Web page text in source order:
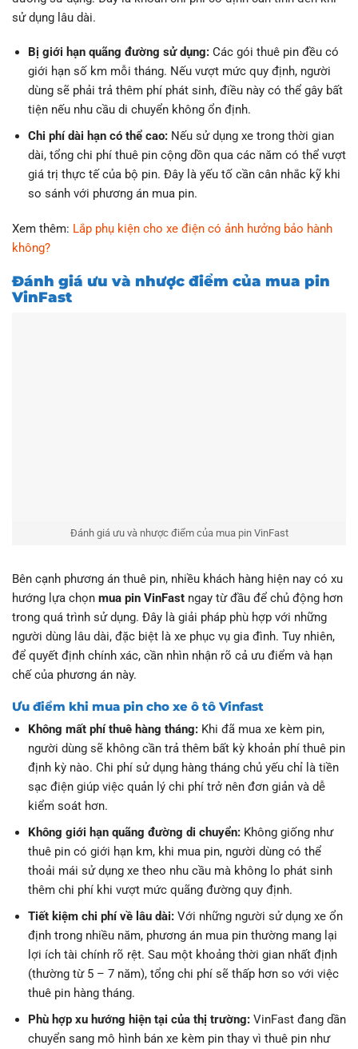
sử dụng lâu dài.
Bị giới hạn quãng đường sử dụng:Các gói thuê pin đều có
giới hạn số km mỗi tháng. Nếu vượt mức quy định, người
dùng sẽ phải trả thêm phí phát sinh, điều này có thể gây bất
tiện nếu nhu cầu di chuyển không ổn định.
Chi phí dài hạn có thể cao:Nếu sử dụng xe trong thời gian
dài, tổng chi phí thuê pin cộng dồn qua các năm có thể vượt
giá trị thực tế của bộ pin. Đây là yếu tố cần cân nhắc kỹ khi
so sánh với phương án mua pin.
Xem thêm: Lắp phụ kiện cho xe điện có ảnh hưởng bảo hành
không?
Đánh giá ưu và nhược điểm của mua pin
VinFast
Đánh giá ưu và nhược điểm của mua pin VinFast
Bên cạnh phương án thuê pin, nhiều khách hàng hiện nay có xu
hướng lựa chọn mua pin VinFast ngay từ đầu để chủ động hơn
trong quá trình sử dụng. Đây là giải pháp phù hợp với những
người dùng lâu dài, đặc biệt là xe phục vụ gia đình. Tuy nhiên,
để quyết định chính xác, cần nhìn nhận rõ cả ưu điểm và hạn
chế của phương án này.
Ưu điểm khi mua pin cho xe ô tô Vinfast
Không mất phí thuê hàng tháng:Khi đã mua xe kèm pin,
người dùng sẽ không cần trả thêm bất kỳ khoản phí thuê pin
định kỳ nào. Chi phí sử dụng hàng tháng chủ yếu chỉ là tiền
sạc điện giúp việc quản lý chi phí trở nên đơn giản và dễ
kiểm soát hơn.
Không giới hạn quãng đường di chuyển:Không giống như
thuê pin có giới hạn km, khi mua pin, người dùng có thể
thoải mái sử dụng xe theo nhu cầu mà không lo phát sinh
thêm chi phí khi vượt mức quãng đường quy định.
Tiết kiệm chi phí về lâu dài:Với những người sử dụng xe ổn
định trong nhiều năm, phương án mua pin thường mang lại
lợi ích tài chính rõ rệt. Sau một khoảng thời gian nhất định
(thường từ 5 – 7 năm), tổng chi phí sẽ thấp hơn so với việc
thuê pin hàng tháng.
Phù hợp xu hướng hiện tại của thị trường:VinFast đang dần
chuyển sang mô hình bán xe kèm pin thay vì thuê pin như